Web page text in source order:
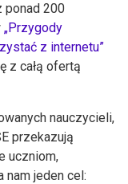
ponad 200
„Przygody
z internetu”
z całą ofertą
nauczycieli,
przekazują
uczniom,
jeden cel: